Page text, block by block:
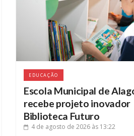
EDUCAÇÃO
Escola Municipal de
recebe projeto inovador
Biblioteca Futuro
4 de agosto de 2026 às 13:22